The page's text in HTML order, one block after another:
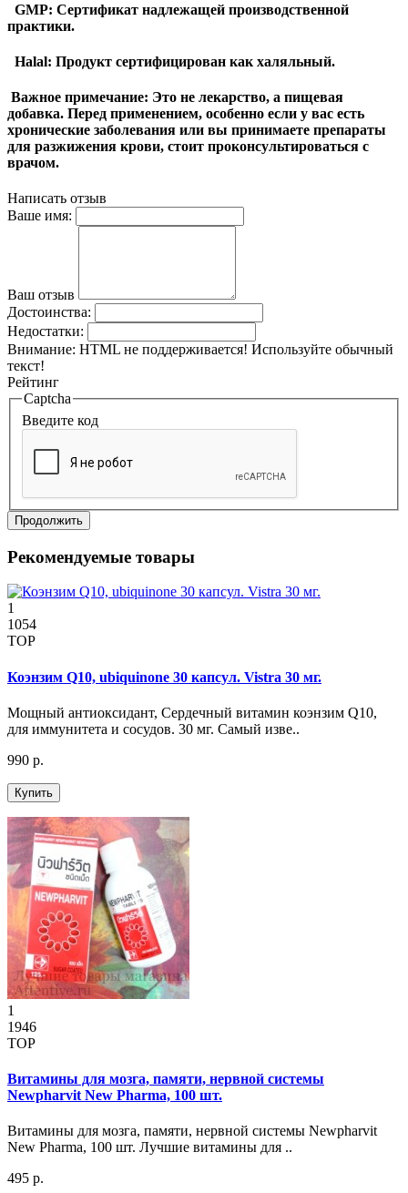
GMP: Сертификат надлежащей производственной
практики.
Halal: Продукт сертифицирован как халяльный.
Важное примечание: Это не лекарство, а пищевая
добавка. Перед применением, особенно если у вас есть
хронические заболевания или вы принимаете препараты
для разжижения крови, стоит проконсультироваться с
врачом.
Написать отзыв
Ваше имя:
Ваш отзыв
Достоинства:
Недостатки:
Внимание: HTML не поддерживается! Используйте обычный
текст!
Рейтинг
Captcha
Введите код
Продолжить
Рекомендуемые товары
1
1054
TOP
Коэнзим Q10, ubiquinone 30 капсул. Vistra 30 мг.
Мощный антиоксидант, Сердечный витамин коэнзим Q10,
для иммунитета и сосудов. 30 мг. Самый изве..
990 р.
Купить
1
1946
TOP
Витамины для мозга, памяти, нервной системы
Newpharvit New Pharma, 100 шт.
Витамины для мозга, памяти, нервной системы Newpharvit
New Pharma, 100 шт. Лучшие витамины для ..
495 р.